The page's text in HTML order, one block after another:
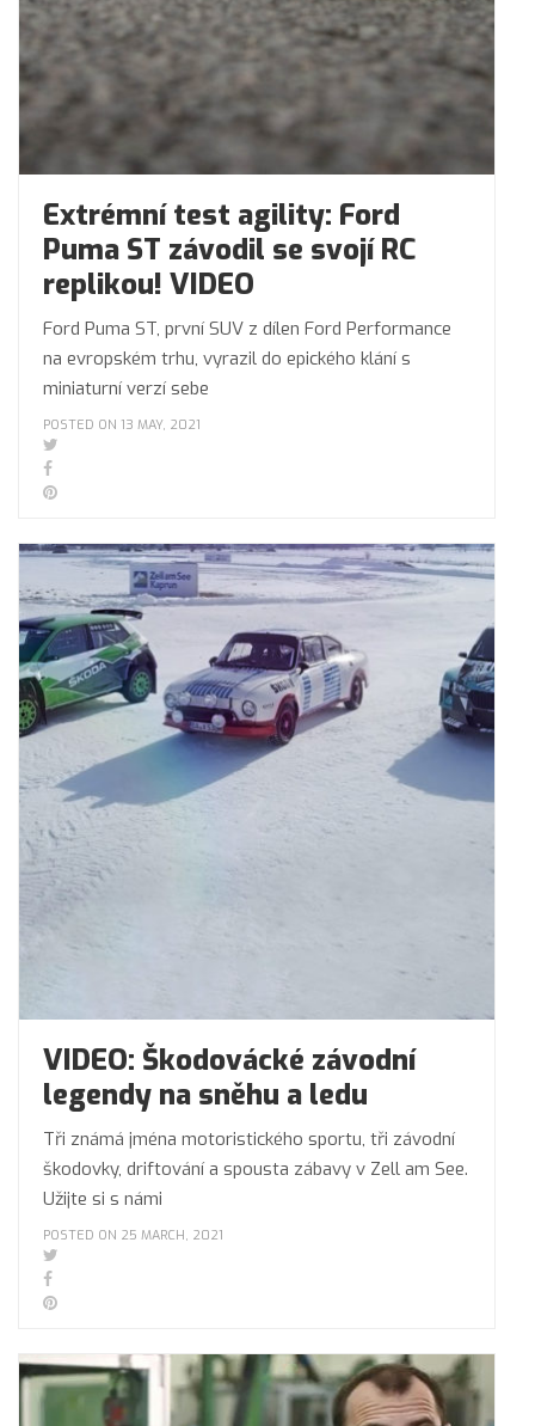
Extrémní test agility: Ford
Puma ST závodil se svojí RC
replikou! VIDEO
Ford Puma ST, první SUV z dílen Ford Performance
na evropském trhu, vyrazil do epického klání s
miniaturní verzí sebe
POSTED ON 13 MAY, 2021
VIDEO: Škodovácké závodní
legendy na sněhu a ledu
Tři známá jména motoristického sportu, tři závodní
škodovky, driftování a spousta zábavy v Zell am See.
Užijte si s námi
POSTED ON 25 MARCH, 2021